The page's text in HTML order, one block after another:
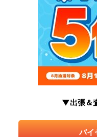
▼出張＆
バイ